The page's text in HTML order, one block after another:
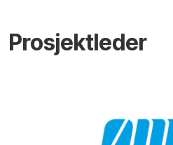
Prosjektleder